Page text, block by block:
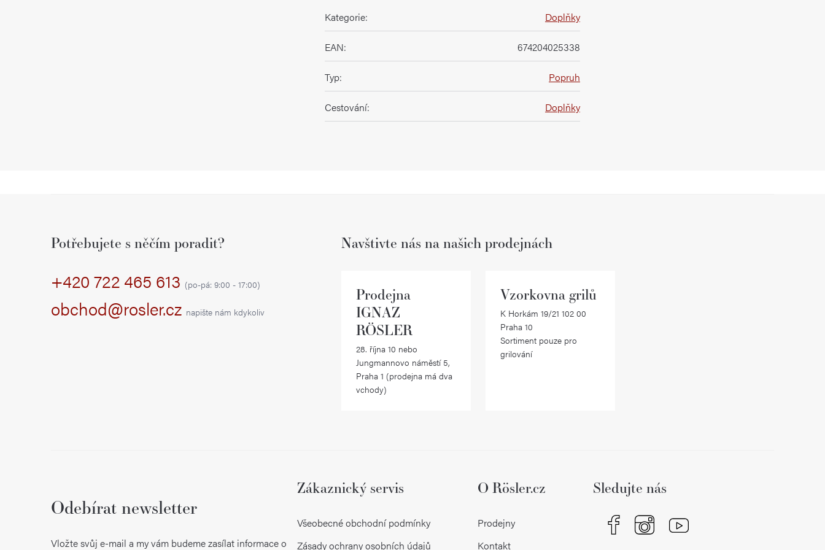
Kategorie: Doplňky
EAN: 674204025338
Typ: Popruh
Cestování: Doplňky
Potřebujete s něčím poradit?
+420 722 465 613 (po-pá: 9:00 - 17:00)
obchod@rosler.cz napište nám kdykoliv
Navštivte nás na našich prodejnách
Prodejna
IGNAZ
RÖSLER
28. října 10 nebo
Jungmannovo náměstí 5,
Praha 1 (prodejna má dva
vchody)
Vzorkovna grilů
K Horkám 19/21 102 00
Praha 10
Sortiment pouze pro
grilování
Odebírat newsletter
Vložte svůj e-mail a my vám budeme zasílat informace o
Zákaznický servis
Všeobecné obchodní podmínky
Zásady ochrany osobních údajů
O Rösler.cz
Prodejny
Kontakt
Sledujte nás